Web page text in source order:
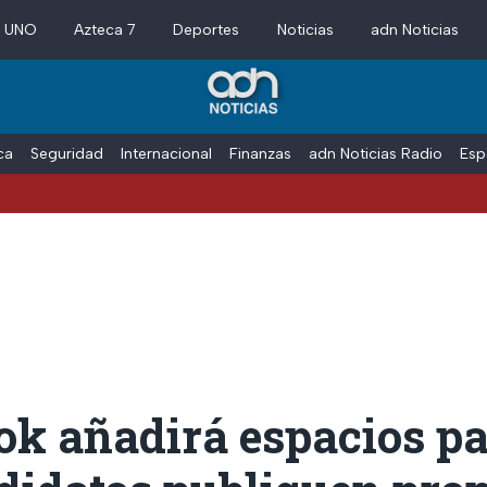
Azteca 7 Deportes Noticias adn Noticias
Seguridad Internacional Finanzas adn Noticias Radio
añadirá espacios